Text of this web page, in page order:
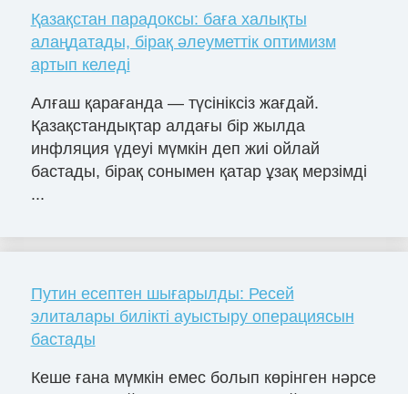
Қазақстан парадоксы: баға халықты
алаңдатады, бірақ әлеуметтік оптимизм
артып келеді
Алғаш қарағанда — түсініксіз жағдай.
Қазақстандықтар алдағы бір жылда
инфляция үдеуі мүмкін деп жиі ойлай
бастады, бірақ сонымен қатар ұзақ мерзімді
...
Путин есептен шығарылды: Ресей
элиталары билікті ауыстыру операциясын
бастады
Кеше ғана мүмкін емес болып көрінген нәрсе